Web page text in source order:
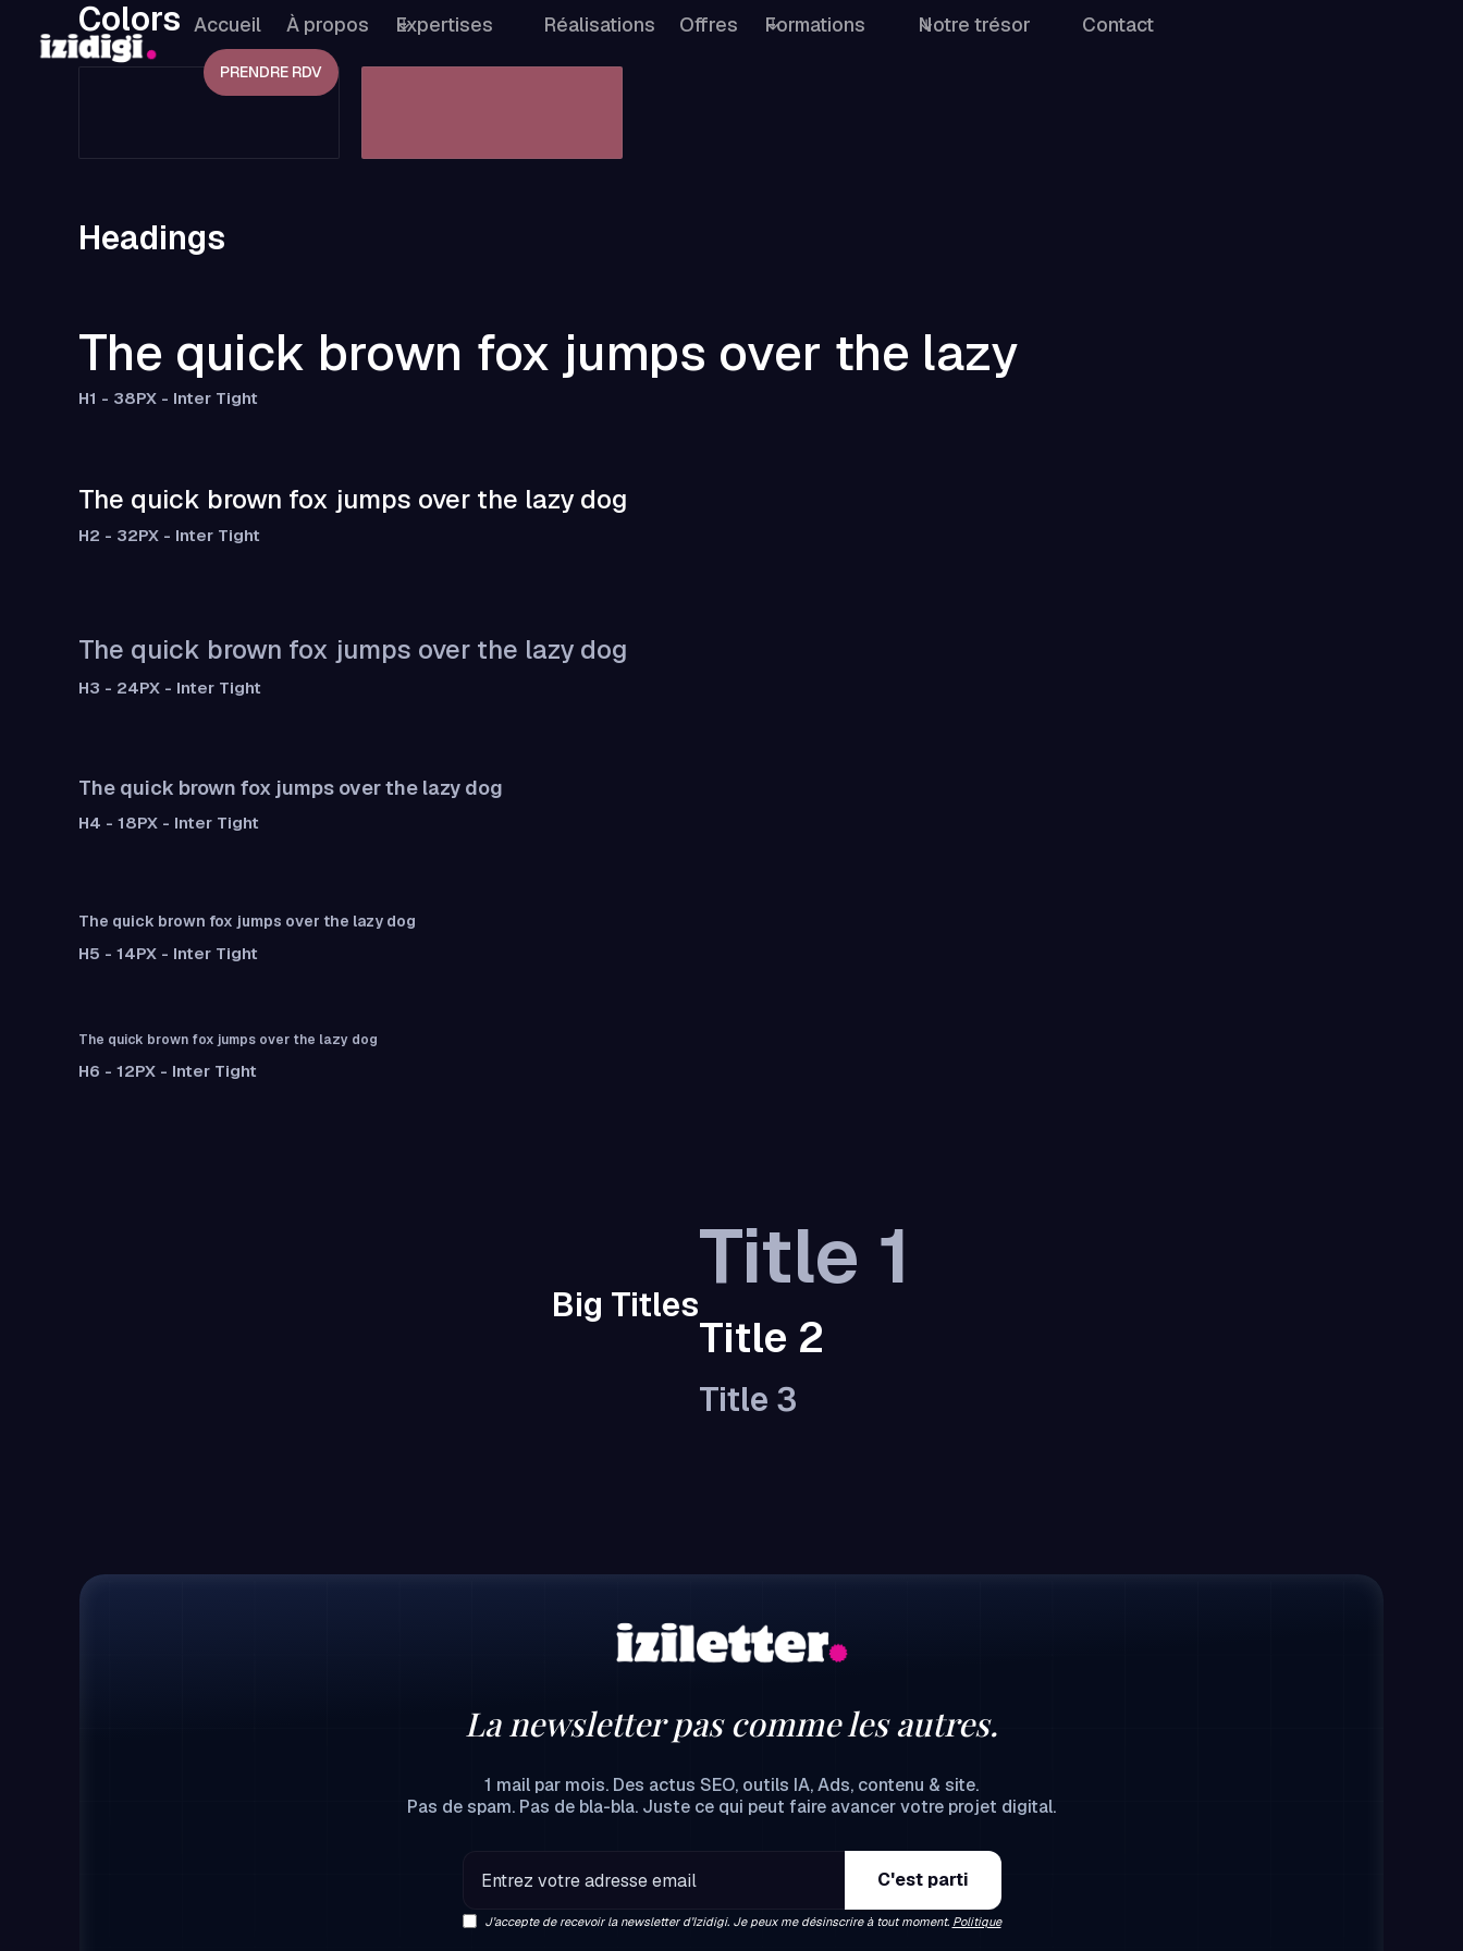
Accueil À propos Expertises Réalisations Offres Formations Notre trésor Contact
PRENDRE RDV
Colors
Headings
The quick brown fox jumps over the lazy
H1 - 38PX - Inter Tight
The quick brown fox jumps over the lazy dog
H2 - 32PX - Inter Tight
The quick brown fox jumps over the lazy dog
H3 - 24PX - Inter Tight
The quick brown fox jumps over the lazy dog
H4 - 18PX - Inter Tight
The quick brown fox jumps over the lazy dog
H5 - 14PX - Inter Tight
The quick brown fox jumps over the lazy dog
H6 - 12PX - Inter Tight
Big TitlesTitle 1
Title 2
Title 3
La newsletter pas comme les autres.
1 mail par mois. Des actus SEO, outils IA, Ads, contenu & site.
Pas de spam. Pas de bla-bla. Juste ce qui peut faire avancer votre projet digital.
J’accepte de recevoir la newsletter d’Izidigi. Je peux me désinscrire à tout moment. Politique